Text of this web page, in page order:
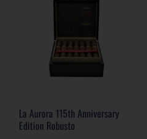
La Aurora 115th Anniversary
Edition Robusto